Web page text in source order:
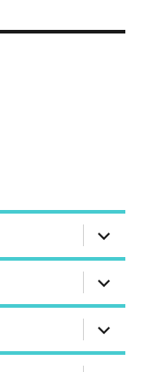
ouvrir
le
sous-
menu
ouvrir
le
sous-
menu
ouvrir
le
sous-
menu